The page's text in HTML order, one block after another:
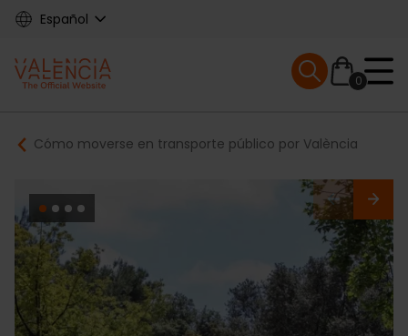
Skip
content
Español
Main
navigation
0
Mobile menu
Breadcrumb
Cómo moverse en transporte público por València